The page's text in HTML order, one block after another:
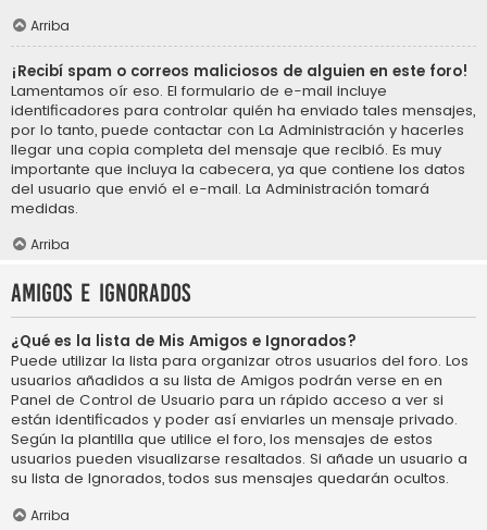
Arriba
¡Recibí spam o correos maliciosos de alguien en este foro!
Lamentamos oír eso. El formulario de e-mail incluye
identificadores para controlar quién ha enviado tales mensajes,
por lo tanto, puede contactar con La Administración y hacerles
llegar una copia completa del mensaje que recibió. Es muy
importante que incluya la cabecera, ya que contiene los datos
del usuario que envió el e-mail. La Administración tomará
medidas.
Arriba
Amigos e Ignorados
¿Qué es la lista de Mis Amigos e Ignorados?
Puede utilizar la lista para organizar otros usuarios del foro. Los
usuarios añadidos a su lista de Amigos podrán verse en en
Panel de Control de Usuario para un rápido acceso a ver si
están identificados y poder así enviarles un mensaje privado.
Según la plantilla que utilice el foro, los mensajes de estos
usuarios pueden visualizarse resaltados. Si añade un usuario a
su lista de Ignorados, todos sus mensajes quedarán ocultos.
Arriba